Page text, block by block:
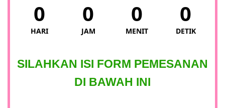
0
HARI
0
JAM
0
MENIT
0
DETIK
SILAHKAN ISI FORM PEMESANAN
DI BAWAH INI